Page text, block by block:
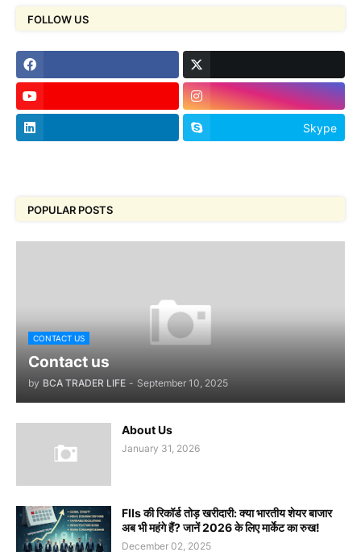
FOLLOW US
Skype
POPULAR POSTS
CONTACT US
Contact us
by BCA TRADER LIFE - September 10, 2025
About Us
January 31, 2026
FIIs की रिकॉर्ड तोड़ खरीदारी: क्या भारतीय शेयर बाजार
अब भी महंगे हैं? जानें 2026 के लिए मार्केट का रुख!
December 02, 2025